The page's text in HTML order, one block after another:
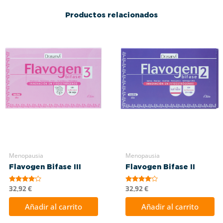
Productos relacionados
Menopausia
Flavogen Bifase III
Valorado
con
4.00
32,92€
Añadir al carrito
Menopausia
Flavogen Bifase II
Valorado
con
4.00
32,92€
Añadir al carrito